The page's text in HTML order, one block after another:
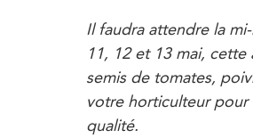
Il faudra attendre la
11, 12 et 13 mai,
semis de tomates,
votre horticulteur
qualité.